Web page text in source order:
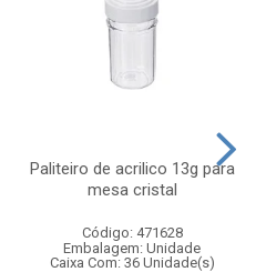
Paliteiro de acrilico 13g para
mesa cristal
Código: 471628
Embalagem: Unidade
Caixa Com: 36 Unidade(s)